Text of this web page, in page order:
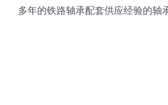
多年的铁路轴承配套供应经验的轴